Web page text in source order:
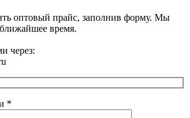
оптовый прайс, заполнив форму. Мы
время.
через:
*